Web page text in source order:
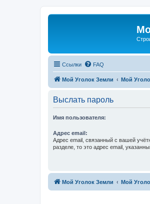
Ссылки FAQ
Мой Уголок Земли Мой
Выслать пароль
Имя пользователя:
Адрес email:
Адрес email, связанный с вашей
разделе, то это адрес email,
Мой Уголок Земли Мой